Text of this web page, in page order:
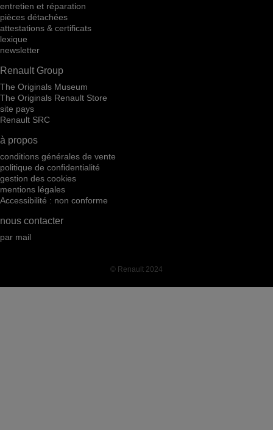
entretien et réparation
pièces détachées
attestations & certificats
lexique
newsletter
Renault Group
The Originals Museum
The Originals Renault Store
site pays
Renault SRC
à propos
conditions générales de vente
politique de confidentialité
gestion des cookies
mentions légales
Accessibilité : non conforme
nous contacter
par mail
© Renault 2024